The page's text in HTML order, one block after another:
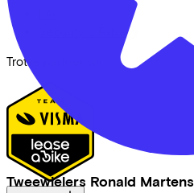
Tweewielers Ronald Martens
Security & Privacy
Trotse partner van